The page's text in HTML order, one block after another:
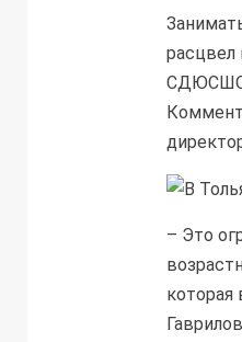
расцвел
– Это
которая